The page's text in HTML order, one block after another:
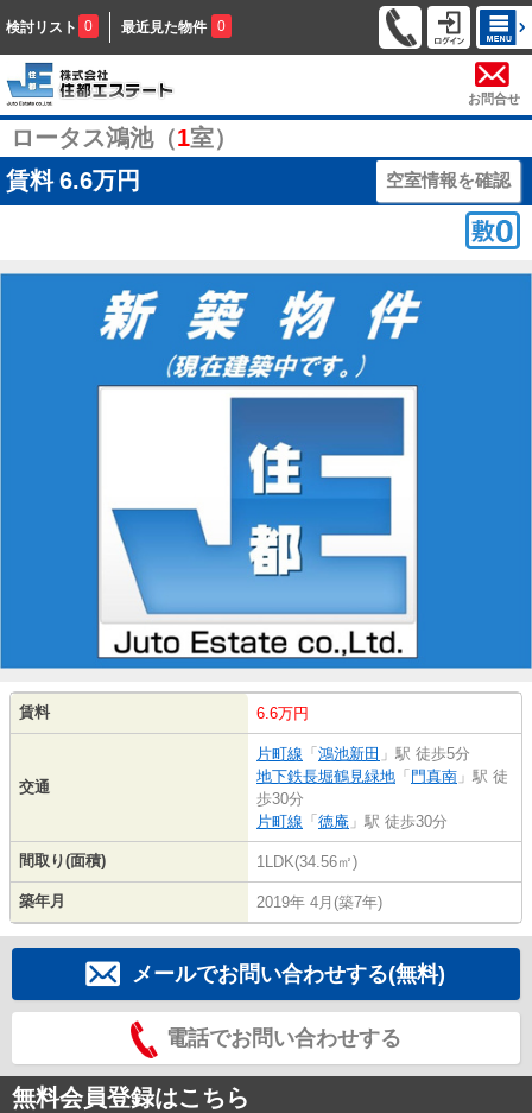
検討リスト 0 最近見た物件 0
お問合せ
ロータス鴻池（1室）
賃料 6.6万円 空室情報を確認
賃料 6.6万円
交通
片町線 「 鴻池新田 」駅 徒歩5分
地下鉄長堀鶴見緑地 「 門真南 」駅 徒
歩30分
片町線 「 徳庵 」駅 徒歩30分
間取り(面積) 1LDK(34.56㎡)
築年月 2019年 4月(築7年)
メールでお問い合わせする(無料)
電話でお問い合わせする
無料会員登録はこちら